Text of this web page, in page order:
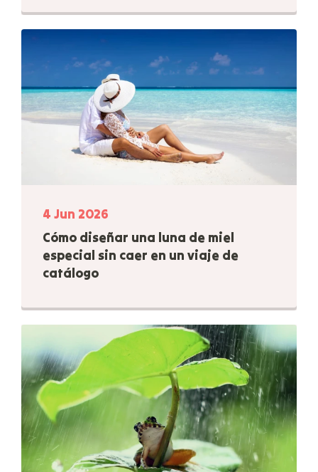
4 Jun 2026
Cómo diseñar una luna de miel
especial sin caer en un viaje de
catálogo